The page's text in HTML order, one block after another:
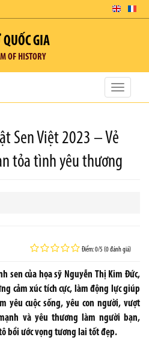
GIA
OF HISTORY
Toggle
Sen Việt 2023 – Vẻ
tỏa tình yêu thương
Điểm: 0/5 (0 đánh giá)
sen của họa sỹ Nguyễn Thị Kim Đức,
cảm xúc tích cực, làm động lực giúp
yêu cuộc sống, yêu con người, vượt
và yêu thương làm người bạn,
bồi ước vọng tương lai tốt đẹp.